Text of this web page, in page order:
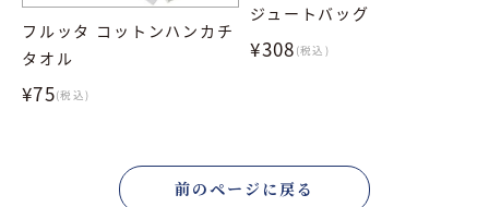
フルッタ コットンハンカチ
タオル
¥75(税込)
ジュートバッグ
¥308 (税込)
前のページに戻る